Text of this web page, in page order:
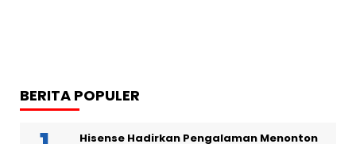
BERITA POPULER
Hisense Hadirkan Pengalaman Menonton